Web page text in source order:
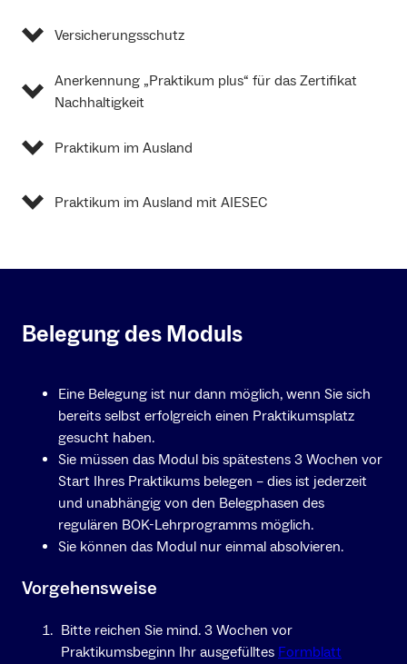
Versicherungsschutz
Anerkennung „Praktikum plus“ für das Zertifikat
Nachhaltigkeit
Praktikum im Ausland
Praktikum im Ausland mit AIESEC
Belegung des Moduls
Eine Belegung ist nur dann möglich, wenn Sie sich
bereits selbst erfolgreich einen Praktikumsplatz
gesucht haben.
Sie müssen das Modul bis spätestens 3 Wochen vor
Start Ihres Praktikums belegen – dies ist jederzeit
und unabhängig von den Belegphasen des
regulären BOK-Lehrprogramms möglich.
Sie können das Modul nur einmal absolvieren.
Vorgehensweise
Bitte reichen Sie mind. 3 Wochen vor
Praktikumsbeginn Ihr ausgefülltes Formblatt